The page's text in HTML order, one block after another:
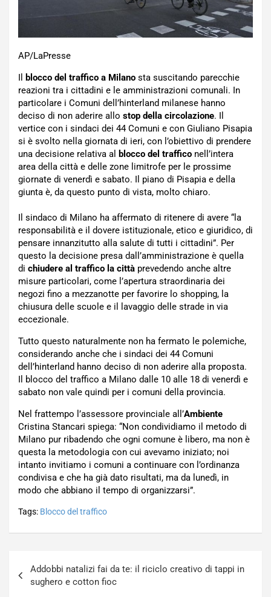
AP/LaPresse
Il
blocco del traffico a Milano sta suscitando parecchie
reazioni tra i cittadini e le amministrazioni comunali. In
particolare i Comuni dell’hinterland milanese hanno
deciso di non aderire allo stop della circolazione. Il
vertice con i sindaci dei 44 Comuni e con Giuliano Pisapia
si è svolto nella giornata di ieri, con l’obiettivo di prendere
una decisione relativa al blocco del traffico nell’intera
area della città e delle zone limitrofe per le prossime
giornate di venerdì e sabato. Il piano di Pisapia e della
giunta è, da questo punto di vista, molto chiaro.
Il sindaco di Milano ha affermato di ritenere di avere “la
responsabilità e il dovere istituzionale, etico e giuridico, di
pensare innanzitutto alla salute di tutti i cittadini”. Per
questo la decisione presa dall’amministrazione è quella
di chiudere al traffico la città prevedendo anche altre
misure particolari, come l’apertura straordinaria dei
negozi fino a mezzanotte per favorire lo shopping, la
chiusura delle scuole e il lavaggio delle strade in via
eccezionale.
Tutto questo naturalmente non ha fermato le polemiche,
considerando anche che i sindaci dei 44 Comuni
dell’hinterland hanno deciso di non aderire alla proposta.
Il blocco del traffico a Milano dalle 10 alle 18 di venerdì e
sabato non vale quindi per i comuni della provincia.
Nel frattempo l’assessore provinciale all’Ambiente
Cristina Stancari spiega: “Non condividiamo il metodo di
Milano pur ribadendo che ogni comune è libero, ma non è
questa la metodologia con cui avevamo iniziato; noi
intanto invitiamo i comuni a continuare con l’ordinanza
condivisa e che ha già dato risultati, ma da lunedì, in
modo che abbiano il tempo di organizzarsi”.
Tags: Blocco del traffico
articoli
Addobbi natalizi fai da te: il riciclo creativo di tappi in
sughero e cotton fioc